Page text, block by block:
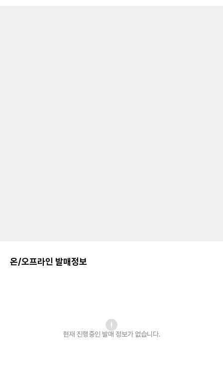
온/오프라인 발매정보
현재 진행중인 발매 정보가 없습니다.